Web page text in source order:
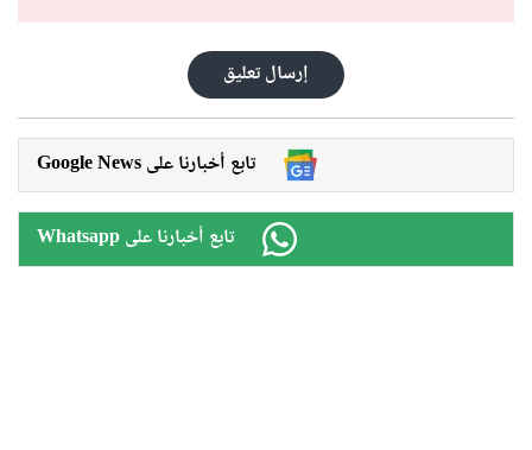
إرسال تعليق
Google News تابع أخبارنا على
Whatsapp تابع أخبارنا على